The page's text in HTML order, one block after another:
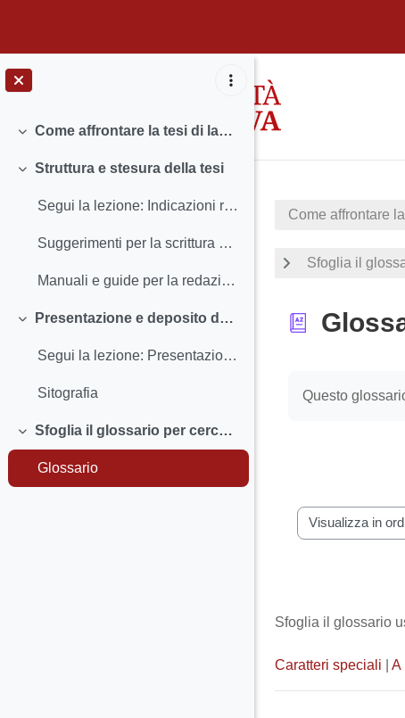
Minimizza
Come affrontare la tesi di laurea: la scrittura scientifica (area Scienze Sociali)
Minimizza
Struttura e stesura della tesi
Segui la lezione: Indicazioni redazionali e stesura della tesi
Suggerimenti per la scrittura della tesi (manuale scaricabile)
Manuali e guide per la redazione della tesi
Minimizza
Presentazione e deposito della tesi
Segui la lezione: Presentazione, discussione e deposito della tesi
Sitografia
Minimizza
Sfoglia il glossario per cercare le definizioni dei termini che non conosci.
Glossario
Come affrontare
Sfoglia il
Questo
Sfoglia il
Sfoglia il glossario
Caratteri speciali A